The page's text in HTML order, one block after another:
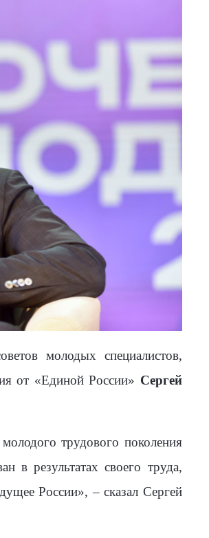
молодых специалистов,
от «Единой России» Сергей
трудового поколения
в результатах своего труда,
России», – сказал Сергей